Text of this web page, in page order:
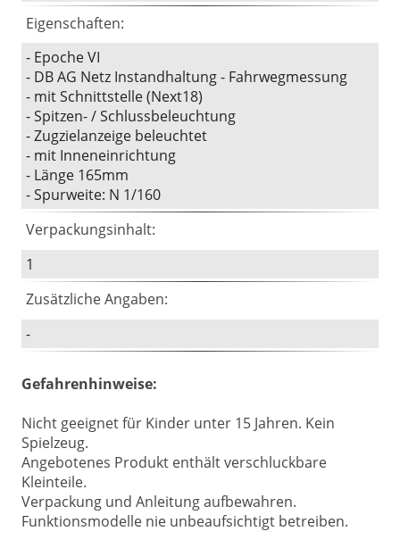
Eigenschaften:
- Epoche VI
- DB AG Netz Instandhaltung - Fahrwegmessung
- mit Schnittstelle (Next18)
- Spitzen- / Schlussbeleuchtung
- Zugzielanzeige beleuchtet
- mit Inneneinrichtung
- Länge 165mm
- Spurweite: N 1/160
Verpackungsinhalt:
1
Zusätzliche Angaben:
-
Gefahrenhinweise:
Nicht geeignet für Kinder unter 15 Jahren. Kein
Spielzeug.
Angebotenes Produkt enthält verschluckbare
Kleinteile.
Verpackung und Anleitung aufbewahren.
Funktionsmodelle nie unbeaufsichtigt betreiben.